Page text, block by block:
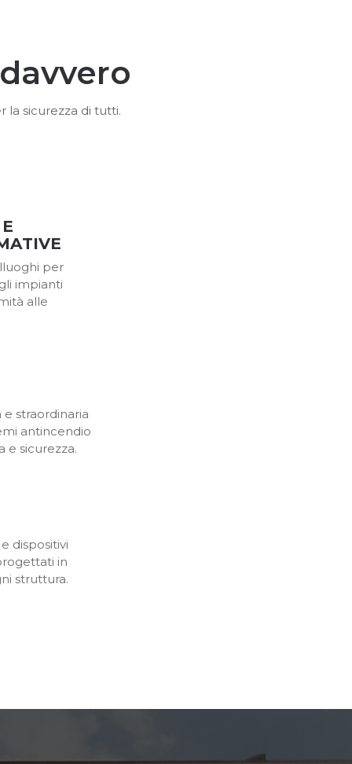
la sicurezza di tutti.
per
impianti
alle
straordinaria
antincendio
e sicurezza.
dispositivi
in
struttura.